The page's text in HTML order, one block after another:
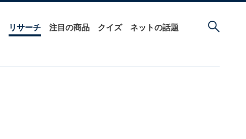
リサーチ 注目の商品 クイズ ネットの話題